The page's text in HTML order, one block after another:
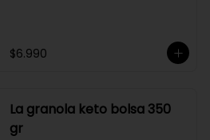
$6.990
La granola keto bolsa 350
gr